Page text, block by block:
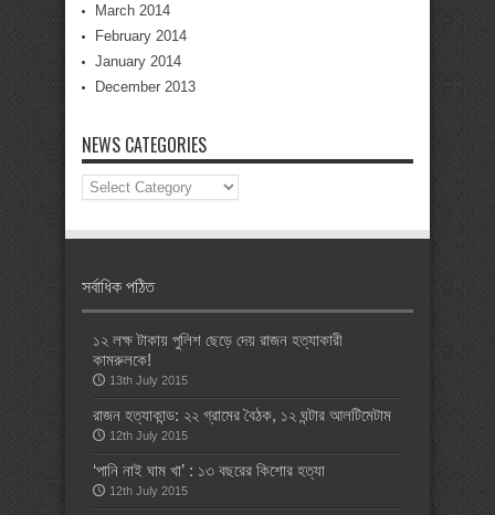
March 2014
February 2014
January 2014
December 2013
NEWS CATEGORIES
News
Categories
সর্বাধিক পঠিত
১২ লক্ষ টাকায় পুলিশ ছেড়ে দেয় রাজন হত্যাকারী
কামরুলকে!
13th July 2015
রাজন হত্যাকান্ড: ২২ গ্রামের বৈঠক, ১২ ঘন্টার আলটিমেটাম
12th July 2015
‘পানি নাই ঘাম খা’ : ১৩ বছরের কিশোর হত্যা
12th July 2015